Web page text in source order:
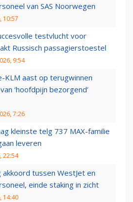
van SAS Noorwegen
10:57
testvlucht voor
Russisch passagierstoestel
9:54
KLM aast op terugwinnen
‘hoofdpijn bezorgend’
7:26
kleinste telg 737 MAX-familie
leveren
22:54
akkoord tussen WestJet en
einde staking in zicht
14:40